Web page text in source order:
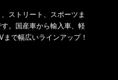
ストリート、スポーツま
。国産車から輸入車、軽
で幅広いラインアップ！